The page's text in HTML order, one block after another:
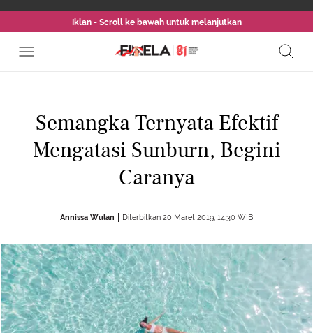
Iklan - Scroll ke bawah untuk melanjutkan
Semangka Ternyata Efektif
Mengatasi Sunburn, Begini
Caranya
Annissa Wulan Diterbitkan 20 Maret 2019, 14:30 WIB